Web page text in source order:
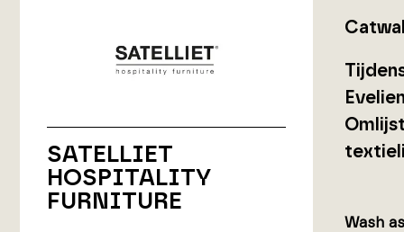
SATELLIET
HOSPITALITY
FURNITURE
Wash